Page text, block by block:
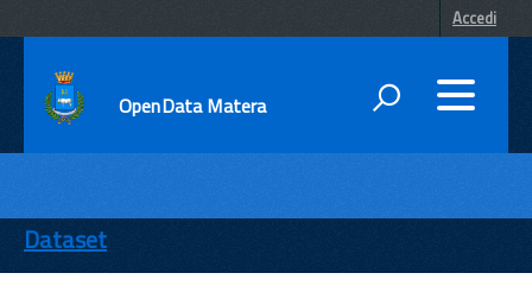
Accedi
OpenData Matera
ENTI
TEMI
Dataset